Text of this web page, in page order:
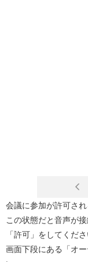
会議に参加が許可さ
この状態だと音声が
「許可」をしてくださ
画面下段にある「オ